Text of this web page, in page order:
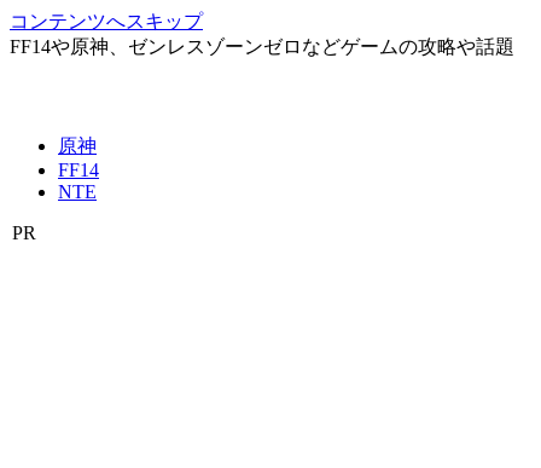
コンテンツへスキップ
FF14や原神、ゼンレスゾーンゼロなどゲームの攻略や話題
原神
FF14
NTE
PR